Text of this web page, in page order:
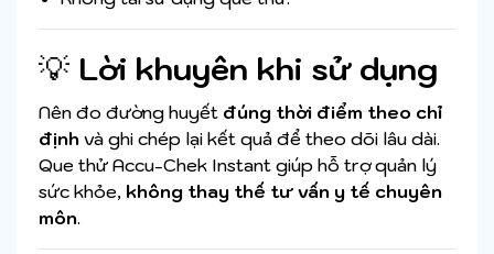
💡 Lời khuyên khi sử dụng
Nên đo đường huyết đúng thời điểm theo chỉ
định và ghi chép lại kết quả để theo dõi lâu dài.
Que thử Accu-Chek Instant giúp hỗ trợ quản lý
sức khỏe, không thay thế tư vấn y tế chuyên
môn.